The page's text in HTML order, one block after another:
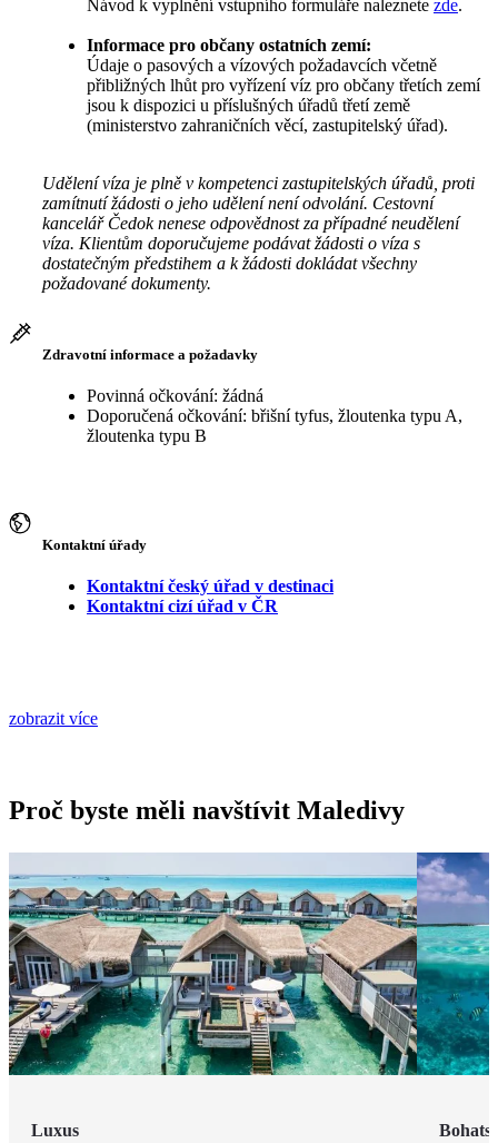
Návod k vyplnění vstupního formuláře naleznete zde.
Informace pro občany ostatních zemí:
Údaje o pasových a vízových požadavcích včetně
přibližných lhůt pro vyřízení víz pro občany třetích zemí
jsou k dispozici u příslušných úřadů třetí země
(ministerstvo zahraničních věcí, zastupitelský úřad).
Udělení víza je plně v kompetenci zastupitelských úřadů, proti
zamítnutí žádosti o jeho udělení není odvolání. Cestovní
kancelář Čedok nenese odpovědnost za případné neudělení
víza. Klientům doporučujeme podávat žádosti o víza s
dostatečným předstihem a k žádosti dokládat všechny
požadované dokumenty.
Zdravotní informace a požadavky
Povinná očkování: žádná
Doporučená očkování: břišní tyfus, žloutenka typu A,
žloutenka typu B
Kontaktní úřady
Kontaktní český úřad v destinaci
Kontaktní cizí úřad v ČR
zobrazit více
Proč byste měli navštívit Maledivy
Luxus